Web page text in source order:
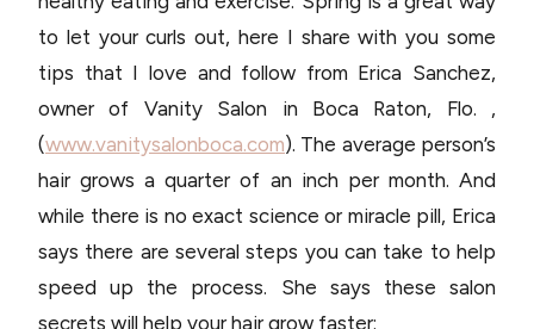
to let your curls out, here I share with you some
tips that I love and follow from Erica Sanchez,
owner of Vanity Salon in Boca Raton, Flo. ,
(www.vanitysalonboca.com). The average person’s
hair grows a quarter of an inch per month. And
while there is no exact science or miracle pill, Erica
says there are several steps you can take to help
speed up the process. She says these salon
secrets will help your hair grow faster: